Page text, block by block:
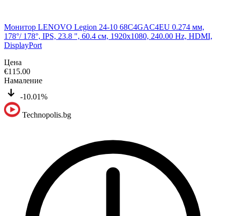
Монитор LENOVO Legion 24-10 68C4GAC4EU 0.274 мм,
178°/ 178°, IPS, 23.8 ", 60.4 см, 1920x1080, 240.00 Hz, HDMI,
DisplayPort
Цена
€115.00
Намаление
-10.01%
Technopolis.bg